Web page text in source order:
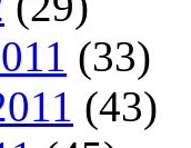
(33)
(43)